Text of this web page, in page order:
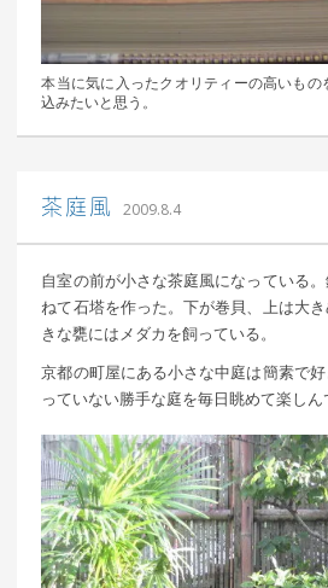
本当に気に入ったクオリティーの高いも
込みたいと思う。
茶庭風 2009.8.4
自室の前が小さな茶庭風になっている
ねて石塔を作った。下が巻貝、上は大
きな甕にはメダカを飼っている。
京都の町屋にある小さな中庭は簡素で
っていない勝手な庭を毎日眺めて楽しん